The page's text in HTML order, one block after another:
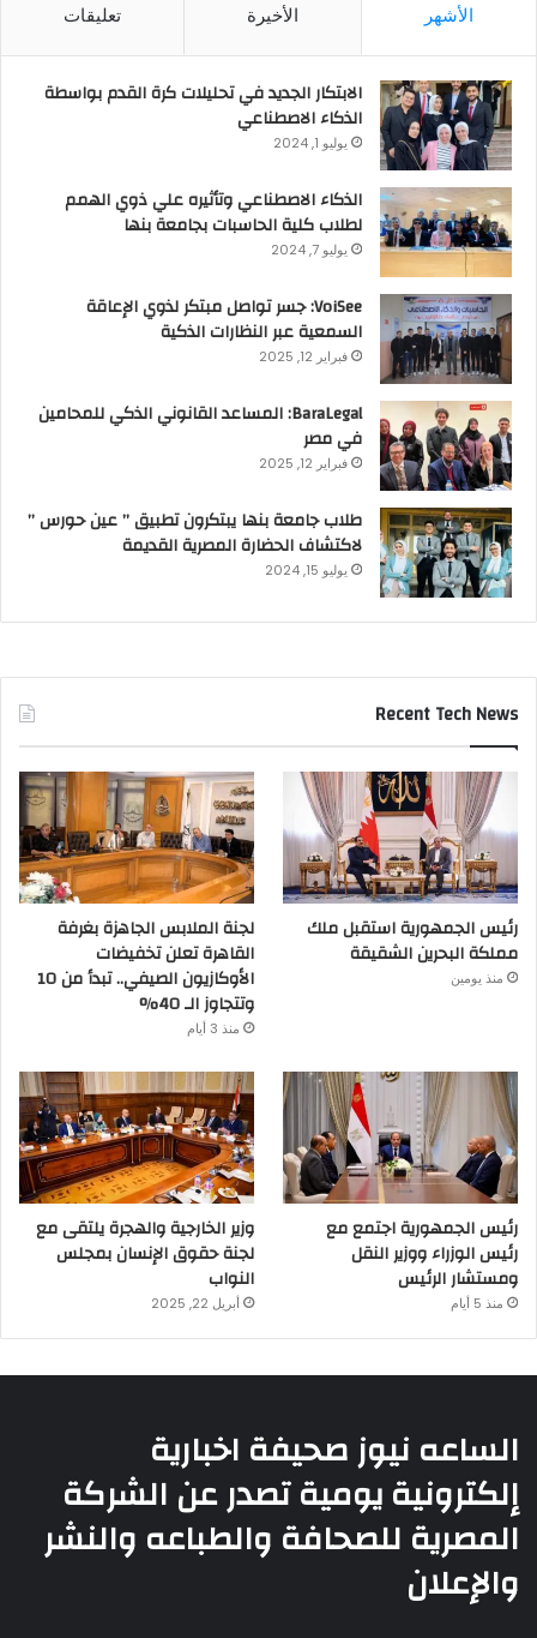
الأشهر الأخيرة تعليقات
الابتكار الجديد في تحليلات كرة القدم بواسطة
الذكاء الاصطناعي
يوليو 1, 2024
الذكاء الاصطناعي وتأثيره علي ذوي الهمم
لطلاب كلية الحاسبات بجامعة بنها
يوليو 7, 2024
VoiSee: جسر تواصل مبتكر لذوي الإعاقة
السمعية عبر النظارات الذكية
فبراير 12, 2025
BaraLegal: المساعد القانوني الذكي للمحامين
في مصر
فبراير 12, 2025
طلاب جامعة بنها يبتكرون تطبيق ” عين حورس ”
لاكتشاف الحضارة المصرية القديمة
يوليو 15, 2024
Recent Tech News
رئيس الجمهورية استقبل ملك
مملكة البحرين الشقيقة
منذ يومين
لجنة الملابس الجاهزة بغرفة
القاهرة تعلن تخفيضات
الأوكازيون الصيفي.. تبدأ من 10
وتتجاوز الـ 40%
منذ 3 أيام
رئيس الجمهورية اجتمع مع
رئيس الوزراء ووزير النقل
ومستشار الرئيس
منذ 5 أيام
وزير الخارجية والهجرة يلتقى مع
لجنة حقوق الإنسان بمجلس
النواب
أبريل 22, 2025
الساعه نيوز صحيفة اخبارية
إلكترونية يومية تصدر عن الشركة
المصرية للصحافة والطباعه والنشر
والإعلان